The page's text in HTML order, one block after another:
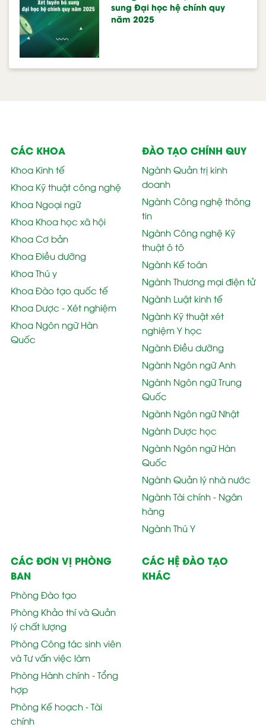
sung Đại học hệ chính quy
năm 2025
CÁC KHOA
Khoa Kinh tế
Khoa Kỹ thuật công nghệ
Khoa Ngoại ngữ
Khoa Khoa học xã hội
Khoa Cơ bản
Khoa Điều dưỡng
Khoa Thú y
Khoa Đào tạo quốc tế
Khoa Dược - Xét nghiệm
Khoa Ngôn ngữ Hàn
Quốc
ĐÀO TẠO CHÍNH QUY
Ngành Quản trị kinh
doanh
Ngành Công nghệ thông
tin
Ngành Công nghệ Kỹ
thuật ô tô
Ngành Kế toán
Ngành Thương mại điện tử
Ngành Luật kinh tế
Ngành Kỹ thuật xét
nghiệm Y học
Ngành Điều dưỡng
Ngành Ngôn ngữ Anh
Ngành Ngôn ngữ Trung
Quốc
Ngành Ngôn ngữ Nhật
Ngành Dược học
Ngành Ngôn ngữ Hàn
Quốc
Ngành Quản lý nhà nước
Ngành Tài chính - Ngân
hàng
Ngành Thú Y
CÁC ĐƠN VỊ PHÒNG
BAN
Phòng Đào tạo
Phòng Khảo thí và Quản
lý chất lượng
Phòng Công tác sinh viên
và Tư vấn việc làm
Phòng Hành chính - Tổng
hợp
Phòng Kế hoạch - Tài
chính
CÁC HỆ ĐÀO TẠO
KHÁC